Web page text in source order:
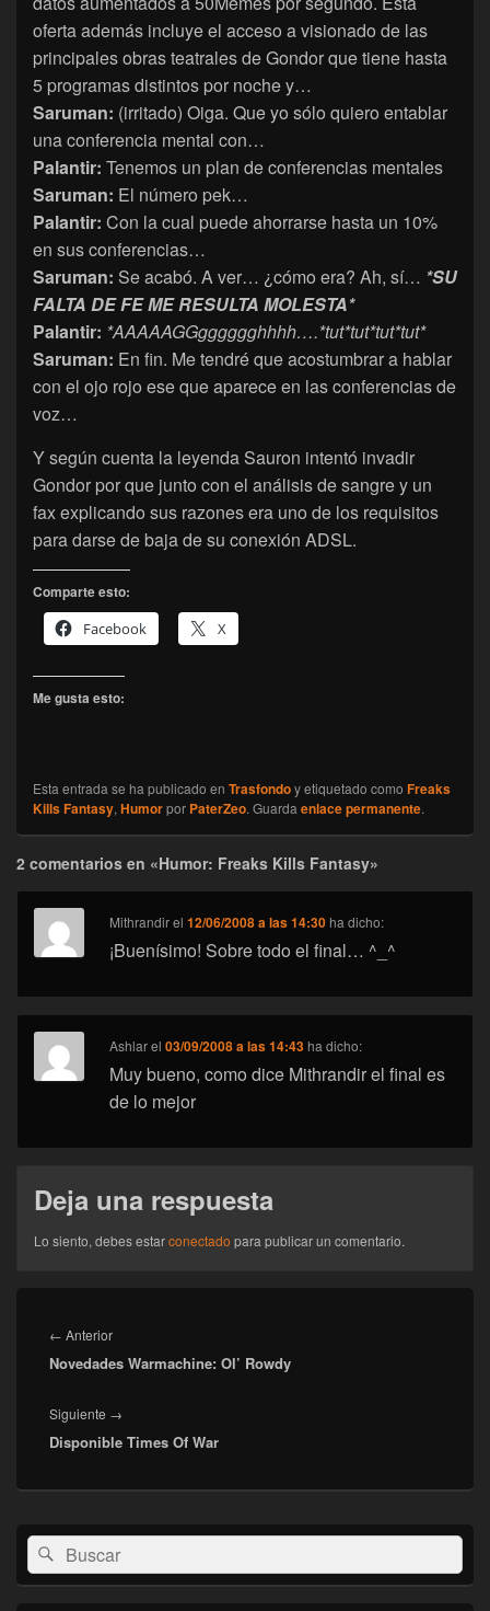
oferta además incluye el acceso a visionado de las
principales obras teatrales de Gondor que tiene hasta
5 programas distintos por noche y…
Saruman: (irritado) Oiga. Que yo sólo quiero entablar
una conferencia mental con…
Palantir: Tenemos un plan de conferencias mentales
Saruman: El número pek…
Palantir: Con la cual puede ahorrarse hasta un 10%
en sus conferencias…
Saruman: Se acabó. A ver… ¿cómo era? Ah, sí… *SU
FALTA DE FE ME RESULTA MOLESTA*
Palantir: *AAAAAGGgggggghhhh….*tut*tut*tut*tut*
Saruman: En fin. Me tendré que acostumbrar a hablar
con el ojo rojo ese que aparece en las conferencias de
voz…
Y según cuenta la leyenda Sauron intentó invadir
Gondor por que junto con el análisis de sangre y un
fax explicando sus razones era uno de los requisitos
para darse de baja de su conexión ADSL.
Comparte esto:
Facebook
X
Me gusta esto:
Esta entrada se ha publicado en Trasfondoy etiquetado como Freaks
Kills Fantasy, Humorpor PaterZeo. Guarda enlace permanente.
2 comentarios en «Humor: Freaks Kills Fantasy»
Mithrandirel12/06/2008 a las 14:30 ha dicho:
¡Buenísimo! Sobre todo el final… ^_^
Ashlarel03/09/2008 a las 14:43 ha dicho:
Muy bueno, como dice Mithrandir el final es
de lo mejor
Deja una respuesta
Lo siento, debes estarconectado para publicar un comentario.
de
entradas
← AnteriorEntrada
anterior:
Novedades Warmachine: Ol’ Rowdy
Siguiente →
siguiente:
Disponible Times Of War
área
de
widget
Buscar
por:
Buscar